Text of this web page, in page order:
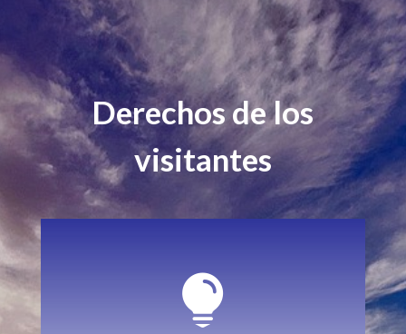
Derechos de los
visitantes
